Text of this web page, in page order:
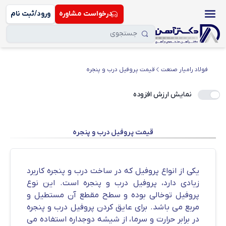
درخواست مشاوره ورود/ثبت نام
فولاد رامیار صنعت قیمت پروفیل درب و پنجره
نمایش ارزش افزوده
قیمت پروفیل درب و پنجره
یکی از انواع پروفیل که در ساخت درب و پنجره کاربرد
زیادی دارد، پروفیل درب و پنجره است. این نوع
پروفیل توخالی بوده و سطح مقطع آن مستطیل و
مربع می باشد. برای عایق کردن پروفیل درب و پنجره
در برابر حرارت و سرما، از شیشه دوجداره استفاده می